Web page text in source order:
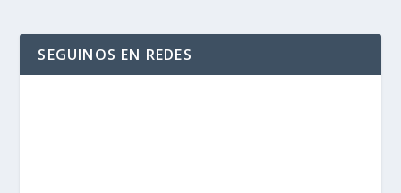
SEGUINOS EN REDES